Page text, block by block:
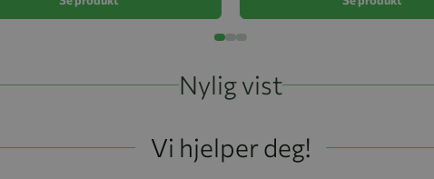
Nylig vist
Vi hjelper deg!